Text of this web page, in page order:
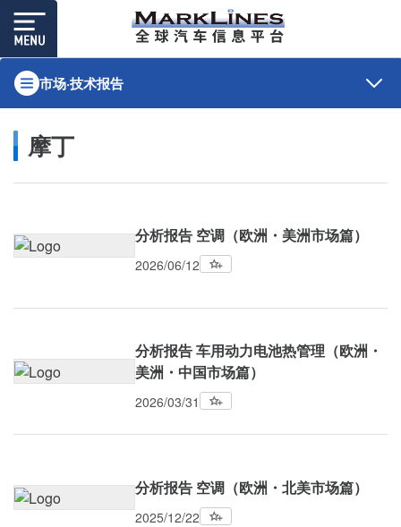
市场·技术报告
摩丁
分析报告 空调（欧洲・美洲市场篇）
2026/06/12
分析报告 车用动力电池热管理（欧洲・
美洲・中国市场篇）
2026/03/31
分析报告 空调（欧洲・北美市场篇）
2025/12/22